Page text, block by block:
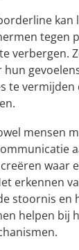
kan
tegen
verbergen.
te vermijden
mensen
waar
erkennen
stoornis en
helpen bij